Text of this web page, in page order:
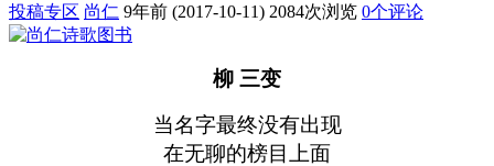
投稿专区 尚仁 9年前 (2017-10-11) 2084次浏览 0个评论
柳 三变
当名字最终没有出现
在无聊的榜目上面